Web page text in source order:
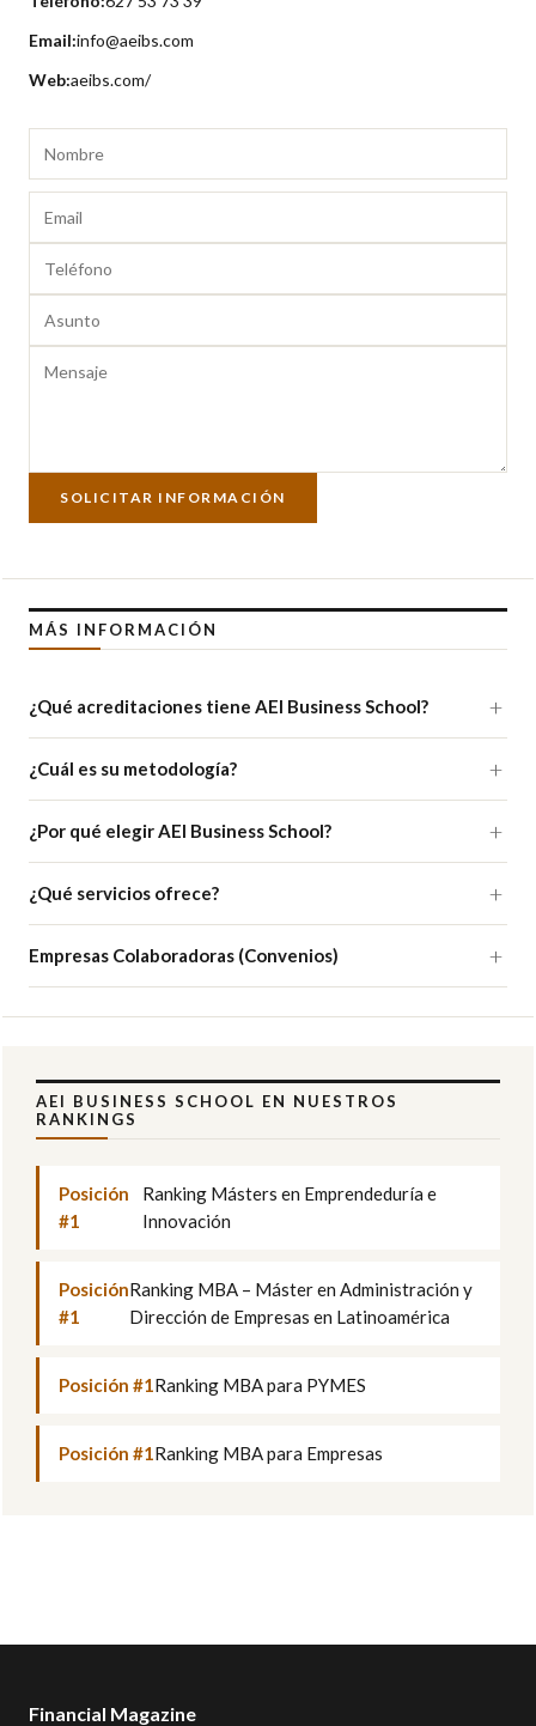
Email:info@aeibs.com
Web:aeibs.com/
SOLICITAR INFORMACIÓN
MÁS INFORMACIÓN
¿Qué acreditaciones tiene AEI Business School?
¿Cuál es su metodología?
¿Por qué elegir AEI Business School?
¿Qué servicios ofrece?
Empresas Colaboradoras (Convenios)
AEI BUSINESS SCHOOL EN NUESTROS
RANKINGS
Posición
#1
Ranking Másters en Emprendeduría e
Innovación
Posición
#1
Ranking MBA – Máster en Administración y
Dirección de Empresas en Latinoamérica
Posición #1 Ranking MBA para PYMES
Posición #1 Ranking MBA para Empresas
Financial Magazine